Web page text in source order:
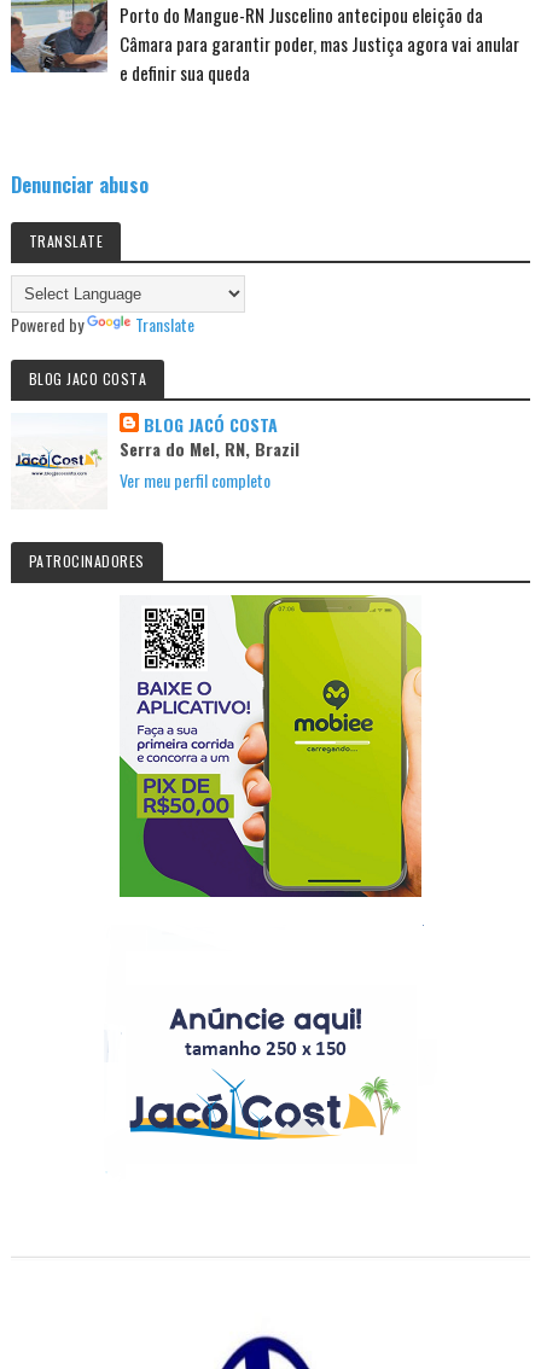
Porto do Mangue-RN Juscelino antecipou eleição da
Câmara para garantir poder, mas Justiça agora vai anular
e definir sua queda
Denunciar abuso
TRANSLATE
Powered by Translate
BLOG JACO COSTA
BLOG JACÓ COSTA
Serra do Mel, RN, Brazil
Ver meu perfil completo
PATROCINADORES